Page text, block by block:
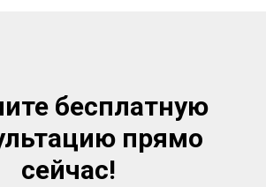
бесплатную
прямо
сейчас!